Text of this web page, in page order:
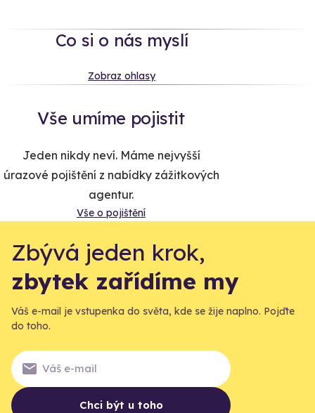
Co si o nás myslí
Zobraz ohlasy
Vše umíme pojistit
Jeden nikdy neví. Máme nejvyšší
úrazové pojištění z nabídky zážitkových
agentur.
Vše o pojištění
Zbývá jeden krok,
zbytek zařídíme my
Váš e-mail je vstupenka do světa, kde se žije naplno. Pojďte
do toho.
Chci být u toho